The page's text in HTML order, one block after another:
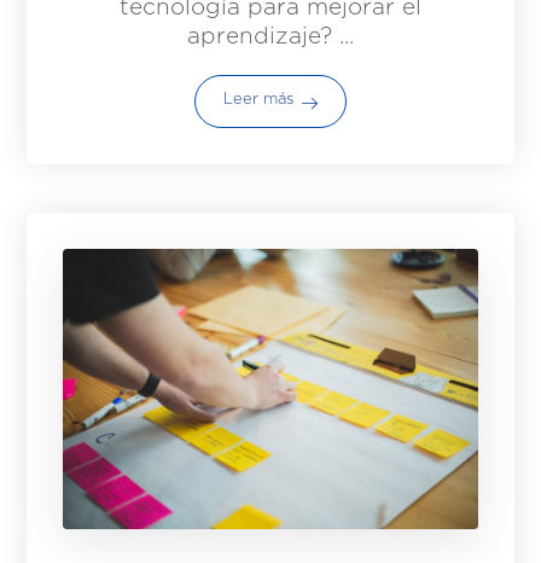
tecnología para mejorar el
aprendizaje? ...
Leer más